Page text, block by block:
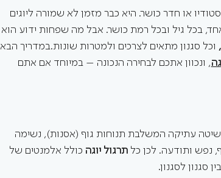
או חדר כושר. היא כבר מזמן לא שמורה ליוגים
בכל גיל ובכל רמת כושר. אבל מה שפחות ידוע הוא
, וכל סגנון מתאים לצרכים ולמטרות שונות.במדריך הבא
, ונכוון אתכם לבחירה הנכונה – במיוחד אם אתם
שיטה עתיקה המשלבת תנוחות גוף (אסנות), נשימה
נפש ותודעה. לכן כל תרגול יוגה כולל אלמנטים של
לסגנון.